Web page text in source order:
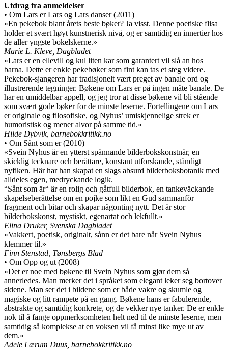
Utdrag fra anmeldelser
• Om Lars er Lars og Lars danser (2011)
«En pekebok blant årets beste bøker? Ja visst. Denne poetiske flisa
holder et svært høyt kunstnerisk nivå, og er samtidig en innertier hos
de aller yngste bokelskerne.»
Marie L. Kleve, Dagbladet
«Lars er en ellevill og kul liten kar som garantert vil slå an hos
barna. Dette er enkle pekebøker som fint kan tas et steg videre.
Pekebok-sjangeren har tradisjonelt vært preget av banale ord og
illustrerende tegninger. Bøkene om Lars er på ingen måte banale. De
har en umiddelbar appell, og jeg tror at disse bøkene vil bli stående
som svært gode bøker for de minste leserne. Fortellingene om Lars
er originale og filosofiske, og Nyhus’ umiskjennelige strek er
humoristisk og mener alvor på samme tid.»
Hilde Dybvik, barnebokkritikk.no
• Om Sånt som er (2010)
«Svein Nyhus är en ytterst spännande bilderbokskonstnär, en
skicklig tecknare och berättare, konstant utforskande, ständigt
nyfiken. Här har han skapat en slags absurd bilderboksbotanik med
alldeles egen, medryckande logik.
“Sånt som är“ är en rolig och gåtfull bilderbok, en tankeväckande
skapelseberättelse om en pojke som likt en Gud sammanför
fragment och bitar och skapar någonting nytt. Det är stor
bilderbokskonst, mystiskt, egenartat och lekfullt.»
Elina Druker, Svenska Dagbladet
«Vakkert, poetisk, originalt, sånn er det bare når Svein Nyhus
klemmer til.»
Finn Stenstad, Tønsbergs Blad
• Om Opp og ut (2008)
«Det er noe med bøkene til Svein Nyhus som gjør dem så
annerledes. Man merker det i språket som elegant leker seg bortover
sidene. Man ser det i bildene som er både vakre og skumle og
magiske og litt rampete på en gang. Bøkene hans er fabulerende,
abstrakte og samtidig konkrete, og de vekker nye tanker. De er enkle
nok til å fange oppmerksomheten helt ned til de minste leserne, men
samtidig så komplekse at en voksen vil få minst like mye ut av
dem.»
Adele Lærum Duus, barnebokkritikk.no